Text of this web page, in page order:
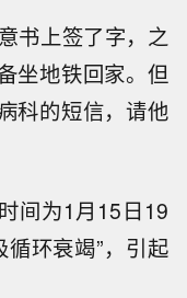
书上签了字，之
坐地铁回家。但
科的短信，请他
间为1月15日19
环衰竭”，引起